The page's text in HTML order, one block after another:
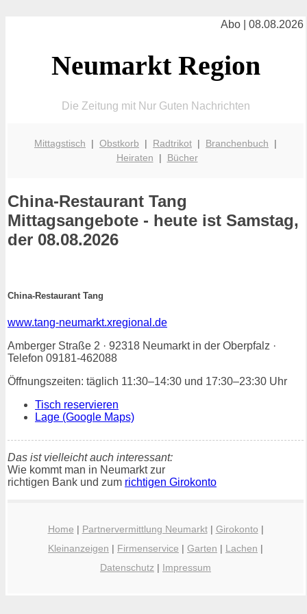
Abo | 08.08.2026
Neumarkt Region
Die Zeitung mit Nur Guten Nachrichten
Mittagstisch | Obstkorb | Radtrikot | Branchenbuch |
Heiraten | Bücher
China-Restaurant Tang
Mittagsangebote - heute ist Samstag,
der 08.08.2026
China-Restaurant Tang
www.tang-neumarkt.xregional.de
Amberger Straße 2 · 92318 Neumarkt in der Oberpfalz ·
Telefon 09181-462088
Öffnungszeiten: täglich 11:30–14:30 und 17:30–23:30 Uhr
Tisch reservieren
Lage (Google Maps)
Das ist vielleicht auch interessant:
Wie kommt man in Neumarkt zur
richtigen Bank und zum richtigen Girokonto
Home | Partnervermittlung Neumarkt| Girokonto |
Kleinanzeigen | Firmenservice | Garten | Lachen |
Datenschutz | Impressum